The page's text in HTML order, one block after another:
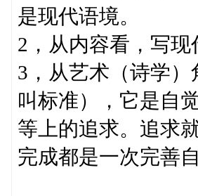
是现代语境。
2，从内容看，写
3，从艺术（诗学
叫标准），它是自
等上的追求。追求
完成都是一次完善